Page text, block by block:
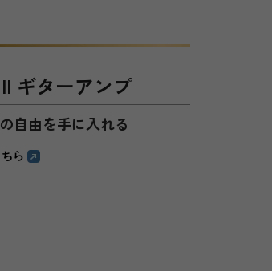
ギターアンプ
自由を手に入れる
ちら